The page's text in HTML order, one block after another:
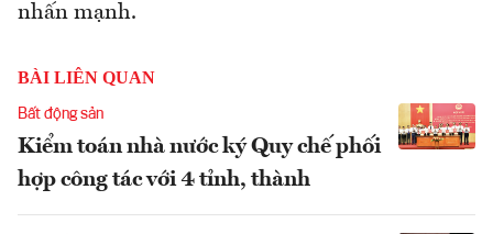
nhấn mạnh.
BÀI LIÊN QUAN
Bất động sản
Kiểm toán nhà nước ký Quy chế phối
hợp công tác với 4 tỉnh, thành